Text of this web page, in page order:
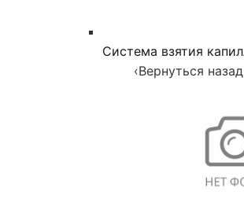
Система взятия
‹Вернуться назад